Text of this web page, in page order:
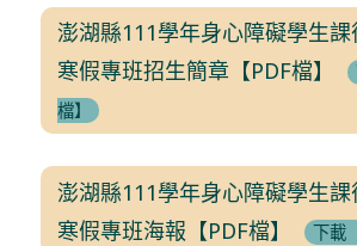
澎湖縣111學年身心障礙學生
寒假專班招生簡章【PDF檔】
檔】
澎湖縣111學年身心障礙學生
寒假專班海報【PDF檔】
下載